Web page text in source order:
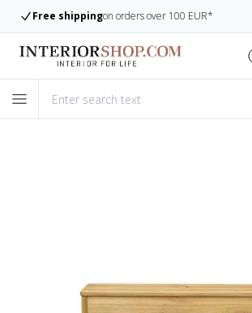
Free shippingon orders over 100 EUR*